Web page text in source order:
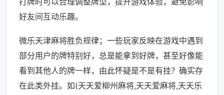
好友间互动乐趣。
微乐天津麻将胜负规律；一些玩家反映在游戏中遇到
部分用户的牌特别好，总是能拿到好牌，甚至好像能
看到其他人的牌一样，由此怀疑是不是有挂？确实存
在此类外挂。如(天天爱柳州麻将,天天爱麻将,天天乐